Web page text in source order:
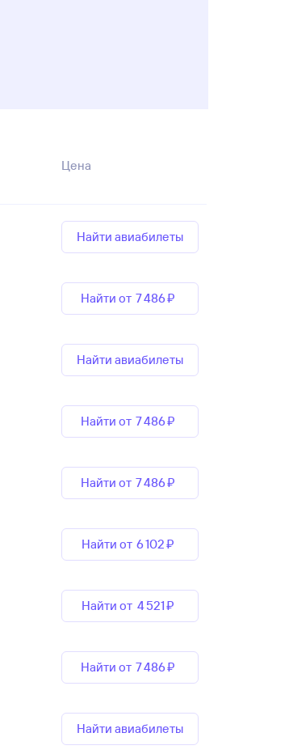
Цена
Найти авиабилеты
Найти от 7 ⁠486 ⁠₽
Найти авиабилеты
Найти от 7 ⁠486 ⁠₽
Найти от 7 ⁠486 ⁠₽
Найти от 6 ⁠102 ⁠₽
Найти от 4 ⁠521 ⁠₽
Найти от 7 ⁠486 ⁠₽
Найти авиабилеты